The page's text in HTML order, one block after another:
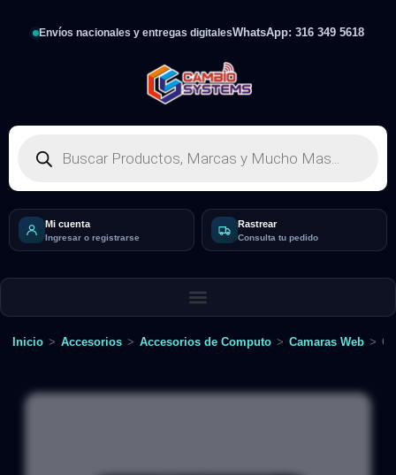
Envíos nacionales y entregas digitalesWhatsApp: 316 349 5618
Mi cuenta
Ingresar o registrarse
Rastrear
Consulta tu pedido
Inicio > Accesorios > Accesorios de Computo > Camaras Web >